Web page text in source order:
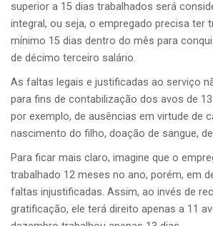
superior a 15 dias trabalhados será
integral, ou seja, o empregado precisa ter
mínimo 15 dias dentro do mês para
de décimo terceiro salário.
As faltas legais e justificadas ao serviço
para fins de contabilização dos avos de
por exemplo, de ausências em virtude de
nascimento do filho, doação de sangue,
Para ficar mais claro, imagine que o
trabalhado 12 meses no ano, porém, em
faltas injustificadas. Assim, ao invés de
gratificação, ele terá direito apenas a 11